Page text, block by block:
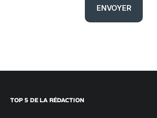
TOP 5 DE LA RÉDACTION